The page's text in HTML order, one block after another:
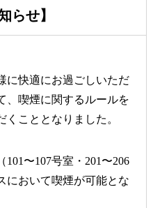
らせ】
に快適にお過ごしいただ
、喫煙に関するルールを
こととなりました。
〜107号室・201〜206
において喫煙が可能とな